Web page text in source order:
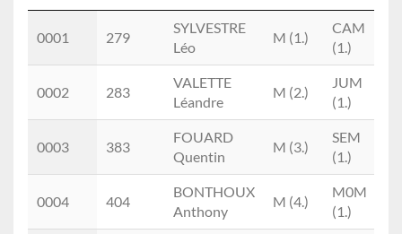
Prénom
NOM
Cat.
0001
279
SYLVESTRE
Léo
M (1.)
CAM
(1.)
0002 283
VALETTE
Léandre
M (2.)
JUM
(1.)
0003 383
FOUARD
Quentin
M (3.)
SEM
(1.)
0004 404
BONTHOUX
Anthony
M (4.)
M0M
(1.)